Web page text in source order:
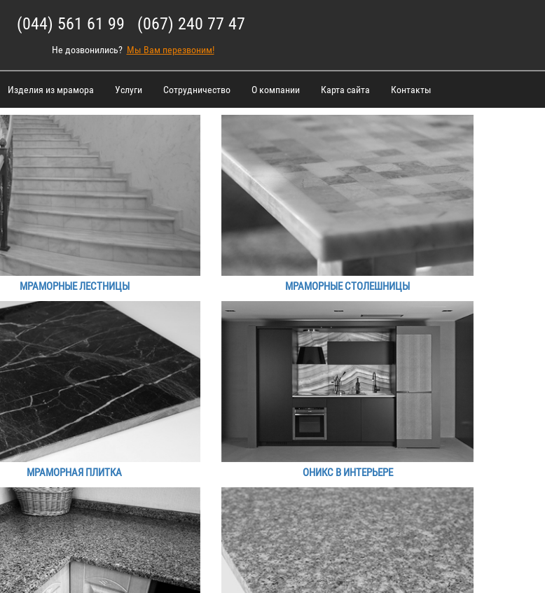
(044) 561 61 99 (067) 240 77 47
Не дозвонились? Мы Вам перезвоним!
Изделия из мрамора Услуги Сотрудничество О компании Карта сайта Контакты
МРАМОРНЫЕ ЛЕСТНИЦЫ МРАМОРНЫЕ СТОЛЕШНИЦЫ
МРАМОРНАЯ ПЛИТКА ОНИКС В ИНТЕРЬЕРЕ